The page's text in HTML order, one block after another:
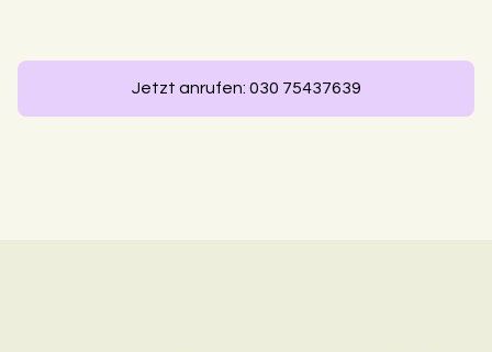
Jetzt anrufen: 030 75437639